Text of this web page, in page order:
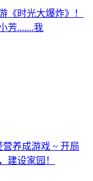
《时光大爆炸》！
芳.......我
养成游戏 ~ 开局
建设家园！